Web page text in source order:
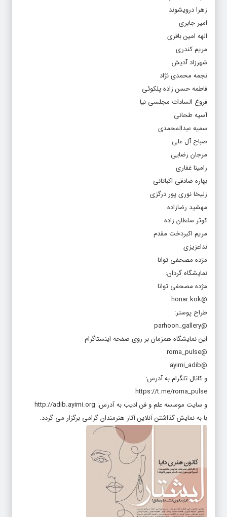
زهرا درویشوند
امیر جابری
الهه امین باقری
مریم کندری
شهرزاد آدیش
نجمه محمدی نژاد
فاطمه حسن زاده پلکوئی
فروغ السادات مجلسی نیا
آسیه طحانی
سمیه عبدالمحمدی
صباح آل علی
مرجان رضایی
رامینا غفاری
بهاره صادقی اکباتانی
زلیخا نوری پور درگزی
مهشید رضازاده
کوثر سلطان زاده
مریم اکبردخت مقدم
نداعزیزی
مژده مصحفی توانا
نمایشگاه گردان:
مژده مصحفی توانا
@honar.kok
طراح پوستر:
@parhoon_gallery
این نمایشگاه همزمان بر روی صفحه اینستاگرام
@roma_pulse
@ayimi_adib
و کانال تلگرام به آدرس:
و سایت موسسه علم و فن ادیب به آدرس: http://adib.ayimi.org
با به نمایش گذاشتن آنلاین آثار هنرمندان گرامی برگزار می گردد.